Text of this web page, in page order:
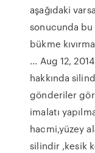
aşağıdaki
sonucunda bu
bükme
... Aug 12,
hakkında
gönderiler
imalatı
hacmi,yüzey
silindir ,kesik